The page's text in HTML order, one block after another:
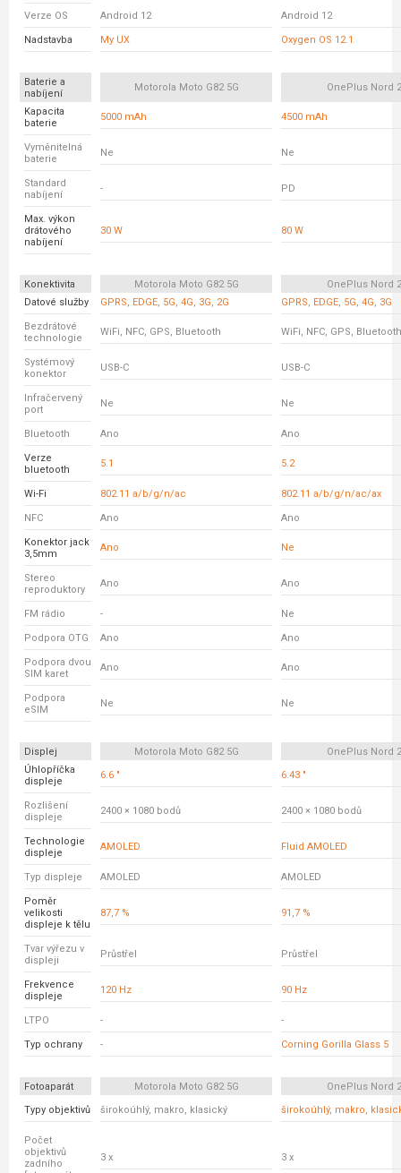
Verze OS Android 12 Android 12
Nadstavba My UX Oxygen OS 12.1
Baterie a
nabíjení
Motorola Moto G82 5G OnePlus Nord
Kapacita
baterie
5000 mAh 4500 mAh
Vyměnitelná
baterie
Ne Ne
Standard
nabíjení
- PD
Max. výkon
drátového
nabíjení
30 W 80 W
Konektivita Motorola Moto G82 5G
OnePlus Nord
Datové služby
GPRS, EDGE, 5G, 4G, 3G, 2G GPRS, EDGE, 5G, 4G, 3G
Bezdrátové
technologie
WiFi, NFC, GPS, Bluetooth WiFi, NFC, GPS, Bluetooth
Systémový
konektor
USB-C USB-C
Infračervený
port
Ne Ne
Bluetooth Ano Ano
Verze
bluetooth
5.1 5.2
Wi-Fi 802.11 a/b/g/n/ac 802.11 a/b/g/n/ac/ax
NFC Ano Ano
Konektor jack
3,5mm
Ano Ne
Stereo
reproduktory
Ano Ano
FM rádio - Ne
Podpora OTG Ano Ano
Podpora dvou
SIM karet
Ano Ano
Podpora
eSIM
Ne Ne
Displej Motorola Moto G82 5G
OnePlus Nord
Úhlopříčka
displeje
6.6 " 6.43 "
Rozlišení
displeje
2400 × 1080 bodů 2400 × 1080 bodů
Technologie
displeje
AMOLED Fluid AMOLED
Typ displeje AMOLED AMOLED
Poměr
velikosti
displeje k tělu
87,7 % 91,7 %
Tvar výřezu v
displeji
Průstřel Průstřel
Frekvence
displeje
120 Hz 90 Hz
LTPO - -
Typ ochrany - Corning Gorilla Glass 5
Fotoaparát Motorola Moto G82 5G
OnePlus Nord
Typy objektivů
širokoúhlý, makro, klasický širokoúhlý, makro,
Počet
objektivů
zadního
3 x 3 x